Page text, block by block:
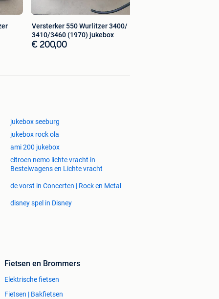
Versterker 550 Wurlitzer 3400/
3410/3460 (1970) jukebox
€ 200,00
jukebox seeburg
jukebox rock ola
ami 200 jukebox
citroen nemo lichte vracht in
Bestelwagens en Lichte vracht
de vorst in Concerten | Rock en Metal
disney spel in Disney
Fietsen en Brommers
Elektrische fietsen
Fietsen | Bakfietsen